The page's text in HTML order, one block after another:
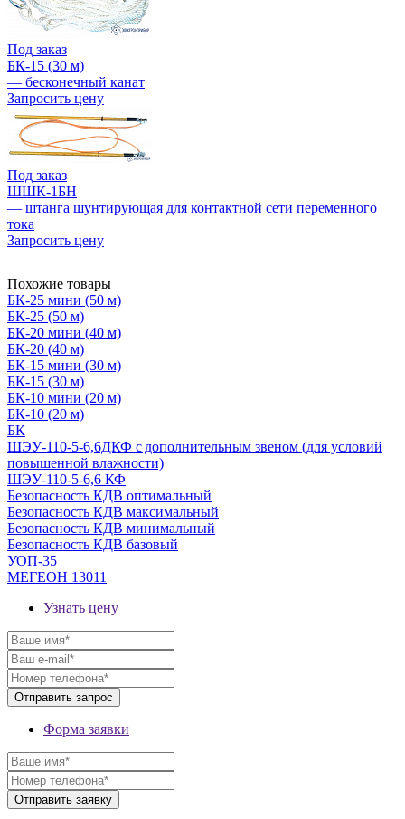
Под заказ
БК-15 (30 м)
— бесконечный канат
Запросить цену
Под заказ
ШШК-1БН
— штанга шунтирующая для контактной сети переменного
тока
Запросить цену
Похожие товары
БК-25 мини (50 м)
БК-25 (50 м)
БК-20 мини (40 м)
БК-20 (40 м)
БК-15 мини (30 м)
БК-15 (30 м)
БК-10 мини (20 м)
БК-10 (20 м)
БК
ШЭУ-110-5-6,6ДКФ с дополнительным звеном (для условий
повышенной влажности)
ШЭУ-110-5-6,6 КФ
Безопасность КДВ оптимальный
Безопасность КДВ максимальный
Безопасность КДВ минимальный
Безопасность КДВ базовый
УОП-35
МЕГЕОН 13011
Узнать цену
Форма заявки